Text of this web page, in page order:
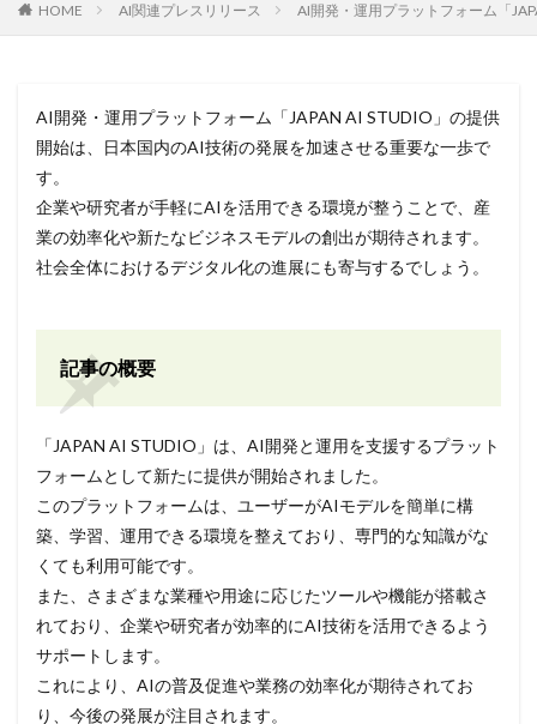
HOME AI関連プレスリリース AI開発・運用プラットフォーム「
AI開発・運用プラットフォーム「JAPAN AI STUDIO」の提供
開始は、日本国内のAI技術の発展を加速させる重要な一歩で
す。
企業や研究者が手軽にAIを活用できる環境が整うことで、産
業の効率化や新たなビジネスモデルの創出が期待されます。
社会全体におけるデジタル化の進展にも寄与するでしょう。
記事の概要
「JAPAN AI STUDIO」は、AI開発と運用を支援するプラット
フォームとして新たに提供が開始されました。
このプラットフォームは、ユーザーがAIモデルを簡単に構
築、学習、運用できる環境を整えており、専門的な知識がな
くても利用可能です。
また、さまざまな業種や用途に応じたツールや機能が搭載さ
れており、企業や研究者が効率的にAI技術を活用できるよう
サポートします。
これにより、AIの普及促進や業務の効率化が期待されてお
り、今後の発展が注目されます。